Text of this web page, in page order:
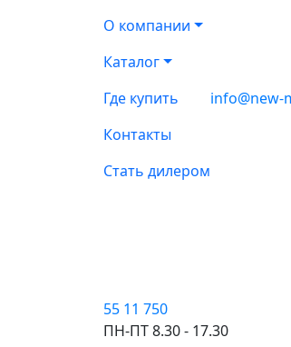
О компании
Каталог
Где купить
Контакты
Стать дилером
info@new-
ЖК Райки
Использовалась система
55 11 750
ПН-ПТ 8.30 - 17.30